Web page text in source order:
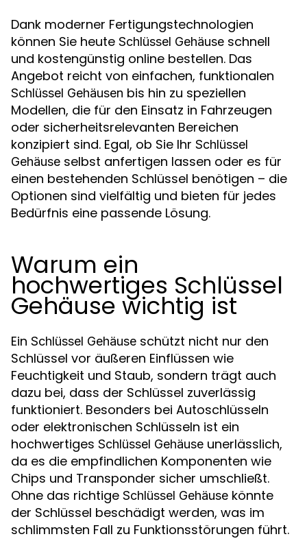
Dank moderner Fertigungstechnologien
können Sie heute Schlüssel Gehäuse schnell
und kostengünstig online bestellen. Das
Angebot reicht von einfachen, funktionalen
Schlüssel Gehäusen bis hin zu speziellen
Modellen, die für den Einsatz in Fahrzeugen
oder sicherheitsrelevanten Bereichen
konzipiert sind. Egal, ob Sie Ihr Schlüssel
Gehäuse selbst anfertigen lassen oder es für
einen bestehenden Schlüssel benötigen – die
Optionen sind vielfältig und bieten für jedes
Bedürfnis eine passende Lösung.
Warum ein
hochwertiges Schlüssel
Gehäuse wichtig ist
Ein Schlüssel Gehäuse schützt nicht nur den
Schlüssel vor äußeren Einflüssen wie
Feuchtigkeit und Staub, sondern trägt auch
dazu bei, dass der Schlüssel zuverlässig
funktioniert. Besonders bei Autoschlüsseln
oder elektronischen Schlüsseln ist ein
hochwertiges Schlüssel Gehäuse unerlässlich,
da es die empfindlichen Komponenten wie
Chips und Transponder sicher umschließt.
Ohne das richtige Schlüssel Gehäuse könnte
der Schlüssel beschädigt werden, was im
schlimmsten Fall zu Funktionsstörungen führt.